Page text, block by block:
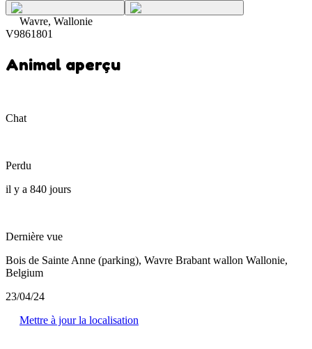
Wavre, Wallonie
V9861801
Animal aperçu
Chat
Perdu
il y a 840 jours
Dernière vue
Bois de Sainte Anne (parking), Wavre Brabant wallon Wallonie,
Belgium
23/04/24
Mettre à jour la localisation